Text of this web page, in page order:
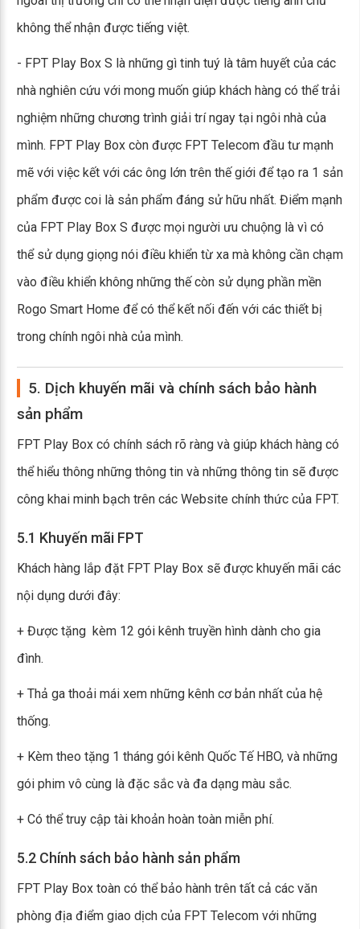
không thể nhận được tiếng việt.
- FPT Play Box S là những gì tinh tuý là tâm huyết của các
nhà nghiên cứu với mong muốn giúp khách hàng có thể trải
nghiệm những chương trình giải trí ngay tại ngôi nhà của
mình. FPT Play Box còn được FPT Telecom đầu tư mạnh
mẽ với việc kết với các ông lớn trên thế giới để tạo ra 1 sản
phẩm được coi là sản phẩm đáng sử hữu nhất. Điểm mạnh
của FPT Play Box S được mọi người ưu chuộng là vì có
thể sử dụng giọng nói điều khiển từ xa mà không cần chạm
vào điều khiển không những thế còn sử dụng phần mền
Rogo Smart Home để có thể kết nối đến với các thiết bị
trong chính ngôi nhà của mình.
5. Dịch khuyến mãi và chính sách bảo hành
sản phẩm
FPT Play Box có chính sách rõ ràng và giúp khách hàng có
thể hiểu thông những thông tin và những thông tin sẽ được
công khai minh bạch trên các Website chính thức của FPT.
5.1 Khuyến mãi FPT
Khách hàng lắp đặt FPT Play Box sẽ được khuyến mãi các
nội dụng dưới đây:
+ Được tặng kèm 12 gói kênh truyền hình dành cho gia
đình.
+ Thả ga thoải mái xem những kênh cơ bản nhất của hệ
thống.
+ Kèm theo tặng 1 tháng gói kênh Quốc Tế HBO, và những
gói phim vô cùng là đặc sắc và đa dạng màu sắc.
+ Có thể truy cập tài khoản hoàn toàn miễn phí.
5.2 Chính sách bảo hành sản phẩm
FPT Play Box toàn có thể bảo hành trên tất cả các văn
phòng địa điểm giao dịch của FPT Telecom với những